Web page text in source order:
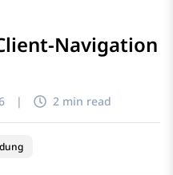
Navigation
| 2 min read